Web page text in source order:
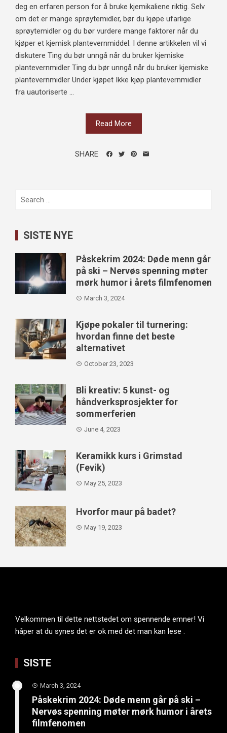
deg en erfaren person for å bruke kjemikaliene riktig. Selv
om det er mange sprøytemidler, bør du kjøpe ufarlige
sprøytemidler og du bør vurdere mange faktorer når du
kjøper et kjemisk plantevernmiddel. I denne artikkelen vil vi
diskutere Ting du bør unngå når du bruker kjemiske
plantevernmidler Ting du bør unngå når du bruker kjemiske
plantevernmidler Under kjøpet Ikke kjøp plantevernmidler
fra uautoriserte ...
Read More
SHARE
Search
SISTE NYE
Påskekrim 2024: Døde menn går
på ski – Nervøs spenning møter
mørk humor i årets filmfenomen
March 3, 2024
Kjøpe pokaler til turnering:
hvordan finne det beste
alternativet
October 23, 2023
Bli kreativ: 5 kunst- og
håndverksprosjekter for
sommerferien
June 4, 2023
Keramikk kurs i Grimstad
(Fevik)
May 25, 2023
Hvorfor maur på badet?
May 19, 2023
Velkommen til dette nettstedet om spennende emner! Vi
håper at du synes det er ok med det man kan lese .
SISTE
March 3, 2024
Påskekrim 2024: Døde menn går på ski –
Nervøs spenning møter mørk humor i årets
filmfenomen